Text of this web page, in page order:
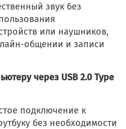
звук без
или наушников,
общении и записи
через USB 2.0 Type
подключение к
без необходимости